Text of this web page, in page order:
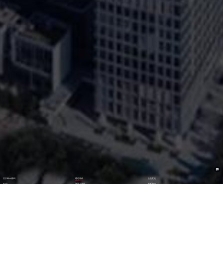
关于90.cc数码 理论著作 企业文化
ESG 资讯与活动 联系我们